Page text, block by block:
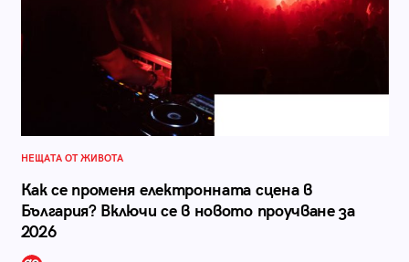
НЕЩАТА ОТ ЖИВОТА
Как се променя електронната сцена в
България? Включи се в новото проучване за
2026